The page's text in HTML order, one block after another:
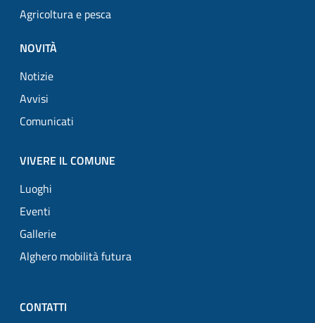
Agricoltura e pesca
NOVITÀ
Notizie
Avvisi
Comunicati
VIVERE IL COMUNE
Luoghi
Eventi
Gallerie
Alghero mobilità futura
CONTATTI